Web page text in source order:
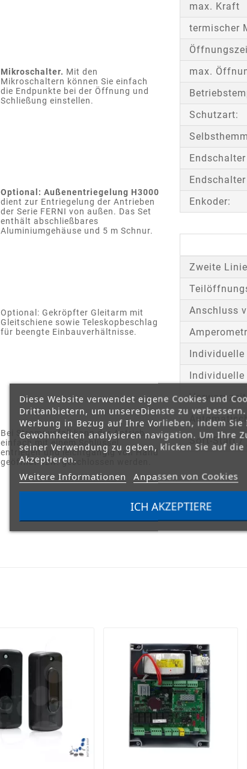
Mikroschalter. Mit den
Mikroschaltern können Sie einfach
die Endpunkte bei der Öffnung und
Schließung einstellen.
Optional: Außenentriegelung H3000
dient zur Entriegelung der Antrieben
der Serie FERNI von außen. Das Set
enthält abschließbares
Aluminiumgehäuse und 5 m Schnur.
Optional: Gekröpfter Gleitarm mit
Gleitschiene sowie Teleskopbeschlag
für beengte Einbauverhältnisse.
Bei Stromausfall kann der Antrieb
einfach mit einem Schlüssel
entriegelt und leichtgängig von Hand
geöffnet bzw. geschlossen werden.
max. Kraft
termischer
max.
Schutzart:
Enkoder:
Zweite
Anschluss
Soft-Start /
Diese Website verwendet eigene Cookies und
Drittanbietern, um unsereDienste zu
Werbung in Bezug auf Ihre Vorlieben, indem Sie
Gewohnheiten analysieren navigation. Um Ihre
seiner Verwendung zu geben, klicken Sie auf die
Akzeptieren.
Weitere Informationen Anpassen von Cookies
ICH AKZEPTIERE